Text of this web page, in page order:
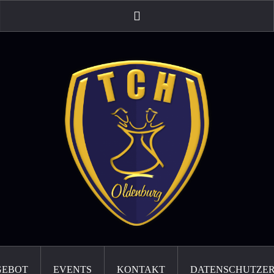
EVENTS KONTAKT